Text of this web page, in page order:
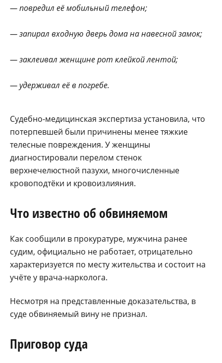
— повредил её мобильный телефон;
— запирал входную дверь дома на навесной замок;
— заклеивал женщине рот клейкой лентой;
— удерживал её в погребе.
Судебно-медицинская экспертиза установила, что
потерпевшей были причинены менее тяжкие
телесные повреждения. У женщины
диагностировали перелом стенок
верхнечелюстной пазухи, многочисленные
кровоподтёки и кровоизлияния.
Что известно об обвиняемом
Как сообщили в прокуратуре, мужчина ранее
судим, официально не работает, отрицательно
характеризуется по месту жительства и состоит на
учёте у врача-нарколога.
Несмотря на представленные доказательства, в
суде обвиняемый вину не признал.
Приговор суда